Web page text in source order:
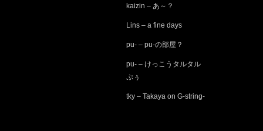
kaizin – あ～？
Lins – a fine days
pu- – pu-の部屋？
pu- – けっこうタルタル
ぷぅ
tky – Takaya on G-string-